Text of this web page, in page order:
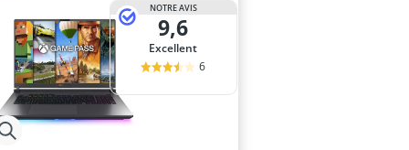
NOTRE AVIS
9,6
Excellent
6